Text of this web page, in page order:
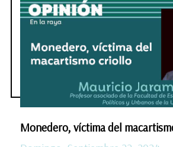
Monedero, víctima del